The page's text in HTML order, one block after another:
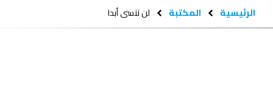
الرئيسية المكتبة لن ننسى أبدا